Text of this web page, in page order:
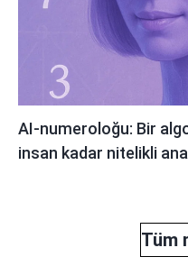
AI-numeroloğu: Bir
insan kadar nitelikli
Tüm